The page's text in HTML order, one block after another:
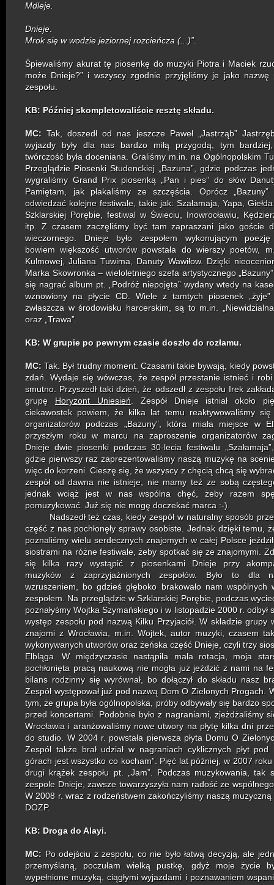
Mdleje.
Dnieje
Mrok się w wodzie jeziornej rozcieńcza (...)”.
Śpiewaliśmy akurat tę piosenkę do muzyki Piotra i Maciek
może Dnieje?” i wszyscy zgodnie przyjęliśmy je jako nazwę
zespołu.
KB: Później skompletowaliście resztę składu.
MC:Tak, doszedł od nas jeszcze Paweł „Jastrząb”
wyjazdy były dla nas bardzo miłą przygodą, tym
twórczość była doceniana. Graliśmy m.in. na Ogólnopolskim
Przeglądzie Piosenki Studenckiej „Bazuna”, gdzie podczas
wygraliśmyGrand Prix piosenką „Pan i pies” do słów
Pamiętam, jak płakaliśmy ze szczęścia. Oprócz „Bazuny”
odwiedzać kolejne festiwale, takie jak: Szałamaja, Yapa,
Szklarskiej Porębie, festiwal w Świeciu, Inowrocławiu,
itp. Z czasem zaczęliśmy być tam zapraszani jako goście
wieczornego. Dnieje było zespołem wykonującym
bowiem większość utworów powstała do wierszy poetów,
Kulmowej, Juliana Tuwima, Danuty Wawiłow. Dzięki
Marka Skowronka – wieloletniego szefa artystycznego
się nagrać album pt. „Podróż niepojęta” wydany wtedy na
wznowiony na płycie CD. Wiele z tamtych piosenek
zwłaszcza w środowisku harcerskim, są to m.in.
oraz „Trawa”.
KB: W grupie po pewnym czasie doszło do rozłamu.
MC:Tak. Był trudny moment. Czasami takie bywają, kiedy
zdań. Wydaje się wówczas, że zespół przestanie istnieć i
smutno. Przyszedł taki dzień, że odszedł z zespołu Irek
grupę Horyzont Uniesień. Zespół Dnieje istniał około
ciekawostek powiem, że kilka lat temu reaktywowaliśmy
organizatorów podczas „Bazuny”, która miała miejsce w
przyszłym roku w marcu na zaproszenie organizatorów
Dnieje dwie piosenki podczas 30-lecia festiwalu
gdzie pierwszy raz zaprezentowaliśmy naszą muzykę na
więc do korzeni. Cieszę się, że wszyscy z chęcią chcą się
zespół od dawna nie istnieje, nie mamy też ze sobą
jednak wciąż jest w nas wspólna chęć, żeby razem
pomuzykować. Już się nie mogę doczekać marca :-).
Nadszedł też czas, kiedy zespół w naturalny sposób
część z nas pochłonęły sprawy osobiste. Jednak dzięki temu,
poznaliśmy wielu serdecznych znajomych w całej Polsce
siostrami na różne festiwale, żeby spotkać się ze znajomymi.
się kilka razy wystąpić z piosenkami Dnieje przy
muzyków z zaprzyjaźnionych zespołów. Było to dla
wzruszeniem, bo gdzieś głęboko brakowało nam wspólnych
zespołem. Na przeglądzie w Szklarskiej Porębie, podczas
poznałyśmy Wojtka Szymańskiego i w listopadzie 2000 r. odbył
występ zespołu pod nazwą Kilku Przyjaciół. W składzie grupy
znajomi z Wrocławia, m.in. Wojtek, autor muzyki, czasem
wykonywanych utworów oraz żeńska część Dnieje, czyli trzy
Elbląga. W międzyczasie nastąpiła mała rotacja, moja
pochłonięta pracą naukową nie mogła już jeździć z nami na
bilans rodzinny się wyrównał, bo dołączył do składu nasz
Zespół występował już pod nazwą Dom O Zielonych Progach.
tym, że grupa była ogólnopolska, próby odbywały się bardzo
przed koncertami. Podobnie było z nagraniami, zjeżdżaliśmy
Wrocławia i aranżowaliśmy nowe utwory na płytę kilka dni
do studio. W 2004 r. powstała pierwsza płyta Domu O
Zespół także brał udział w nagraniach cyklicznych płyt pod
górach jest wszystko co kocham”. Pięć lat później, w 2007
drugi krążek zespołu pt. „Jam”. Podczas muzykowania, tak
zespole Dnieje, zawsze towarzyszyła nam radość ze
W 2008 r. wraz z rodzeństwem zakończyliśmy naszą
DOZP.
KB: Droga do Alayi.
MC: Po odejściu z zespołu, co nie było łatwą decyzją, ale
przemyślaną, poczułam wielką pustkę, gdyż moje życie
wypełnione muzyką, ciągłymi wyjazdami i poznawaniem